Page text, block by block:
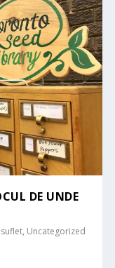
DE UNDE
, Uncategorized